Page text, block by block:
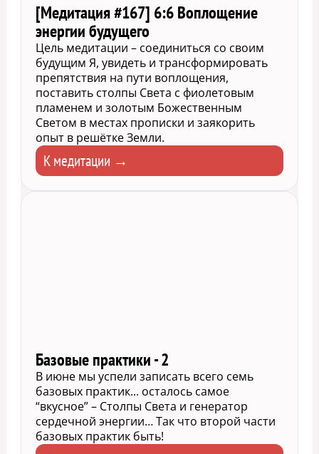
[Медитация #167] 6:6 Воплощение
энергии будущего
Цель медитации – соединиться со своим
будущим Я, увидеть и трансформировать
препятствия на пути воплощения,
поставить столпы Света с фиолетовым
пламенем и золотым Божественным
Светом в местах прописки и заякорить
опыт в решётке Земли.
К медитации →
Базовые практики - 2
В июне мы успели записать всего семь
базовых практик... осталось самое
“вкусное” – Столпы Света и генератор
сердечной энергии… Так что второй части
базовых практик быть!